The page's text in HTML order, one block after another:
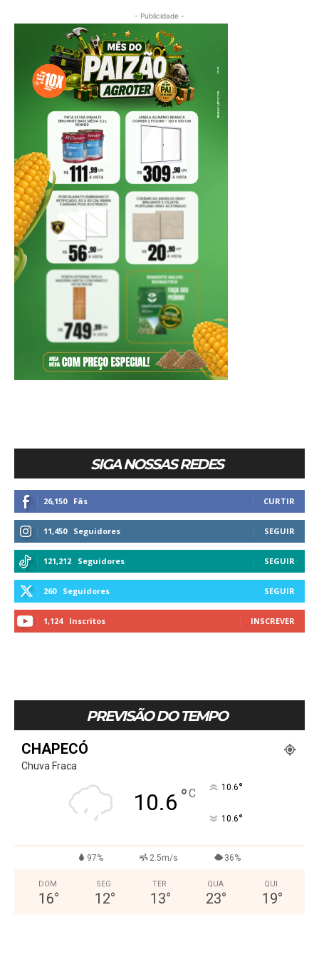
- Publicidade -
SIGA NOSSAS REDES
26,150 Fãs CURTIR
11,450 Seguidores SEGUIR
121,212 Seguidores SEGUIR
260 Seguidores SEGUIR
1,124 Inscritos INSCREVER
PREVISÃO DO TEMPO
CHAPECÓ
Chuva Fraca
10.6 °C 10.6°
10.6°
97% 2.5m/s 36%
DOM
16°
SEG
12°
TER
13°
QUA
23°
QUI
19°